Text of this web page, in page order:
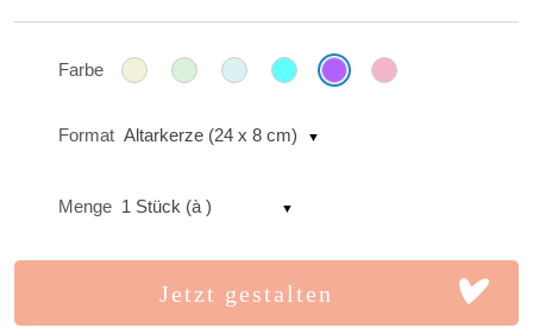
Menge 1 Stück (à )
Farbe
Format Altarkerze (24 x 8 cm)
Jetzt gestalten